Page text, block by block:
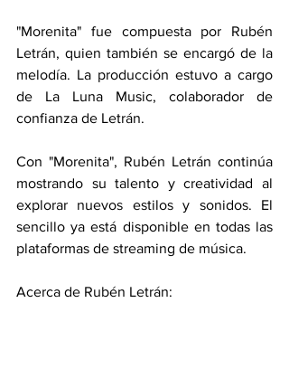
"Morenita" fue compuesta por Rubén
Letrán, quien también se encargó de la
melodía. La producción estuvo a cargo
de La Luna Music, colaborador de
confianza de Letrán.
Con "Morenita", Rubén Letrán continúa
mostrando su talento y creatividad al
explorar nuevos estilos y sonidos. El
sencillo ya está disponible en todas las
plataformas de streaming de música.
Acerca de Rubén Letrán: